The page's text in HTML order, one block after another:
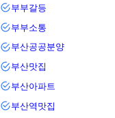
부부갈등
부부소통
부산공공분양
부산맛집
부산아파트
부산역맛집